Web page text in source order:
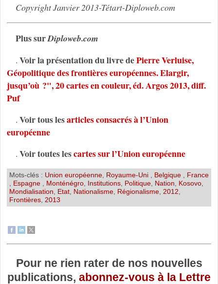
Copyright Janvier 2013-Tétart-Diploweb.com
Plus surDiploweb.com
. Voir la présentation du livre dePierre Verluise,
Géopolitique des frontières européennes. Elargir,
jusqu’où ?", 20 cartes en couleur, éd. Argos 2013, diff.
Puf
. Voir tous lesarticles consacrés à l’Union
européenne
. Voir toutes lescartes sur l’Union européenne
Mots-clés : Union européenne, Royaume-Uni Belgique
France
Espagne Monténégro, Institutions, Politique, Nation Kosovo,
Mondialisation
Etat, Nationalisme, Régionalisme, 2012
Frontières, 2013
Pour ne rien rater de nos nouvelles
publications, abonnez-vous à la Lettre